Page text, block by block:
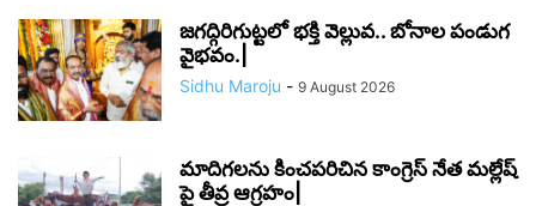
జగద్గిరిగుట్టలో భక్తి వెల్లువ.. బోనాల పండుగ
వైభవం.|
Sidhu Maroju - 9 August 2026
మాదిగలను కించపరిచిన కాంగ్రెస్ నేత మల్లేష్
పై తీవ్ర ఆగ్రహం|